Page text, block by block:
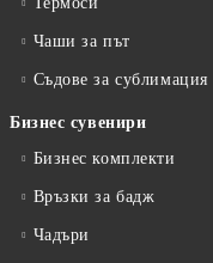
Чаши за път
Съдове за сублимация
Бизнес сувенири
Бизнес комплекти
Връзки за бадж
Чадъри